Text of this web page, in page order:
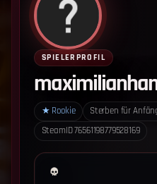
‹ Zurück zum Leaderboard
SPIELERPROFIL
★ Rookie
Sterben für
SteamID76561198779528169
ImpressumDatenschutz
Cookie-
Sterben für Anfänger - Alle
Datenschutz-Einstellungen